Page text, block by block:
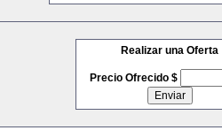
Realizar una Oferta
Precio Ofrecido $